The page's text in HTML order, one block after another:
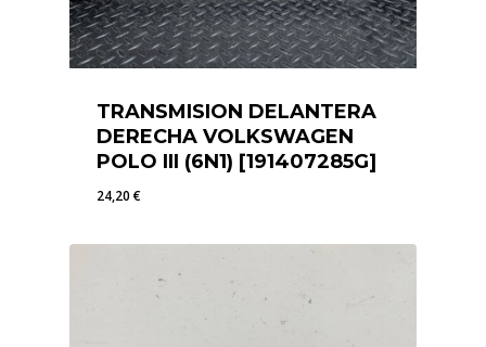
TRANSMISION DELANTERA
DERECHA VOLKSWAGEN
POLO III (6N1) [191407285G]
24,20€